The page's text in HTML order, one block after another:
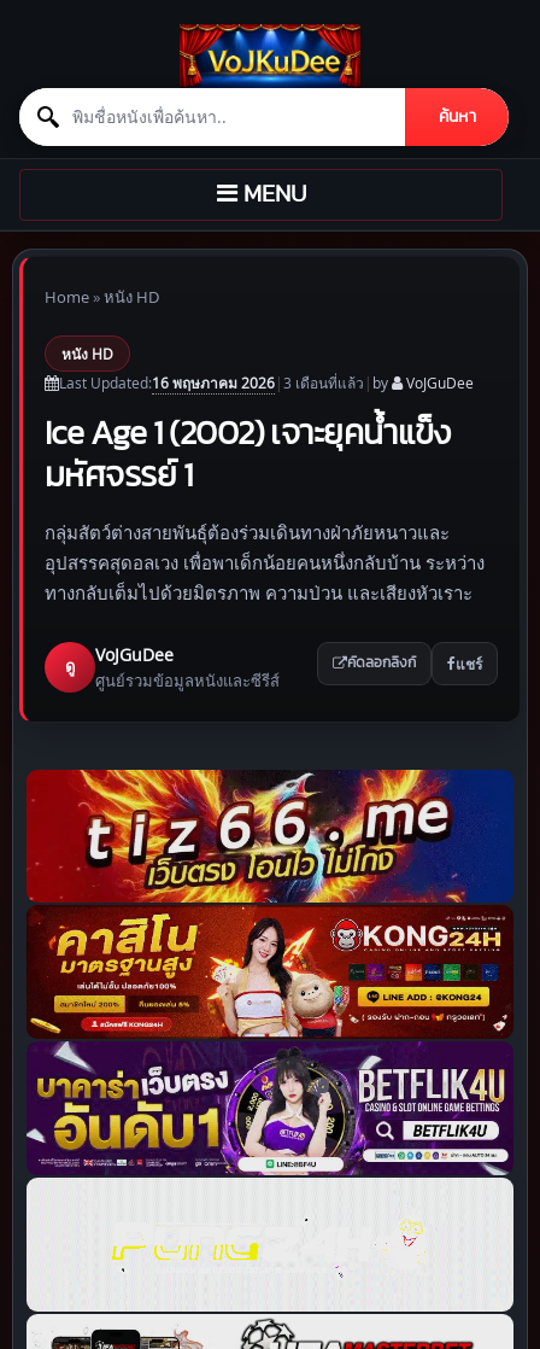
Search for:
ค้นหา
Skip to content
TOGGLE
NAVIGATION
MENU
Home»หนัง HD
หนัง HD
Last Updated:16 พฤษภาคม 2026|3 เดือนที่แล้ว | by VoJGuDee
Ice Age 1 (2002) เจาะยุคน้ำแข็ง
มหัศจรรย์ 1
กลุ่มสัตว์ต่างสายพันธุ์ต้องร่วมเดินทางฝ่าภัยหนาวและ
อุปสรรคสุดอลเวง เพื่อพาเด็กน้อยคนหนึ่งกลับบ้าน ระหว่าง
ทางกลับเต็มไปด้วยมิตรภาพ ความป่วน และเสียงหัวเราะ
ดู
VoJGuDee
ศูนย์รวมข้อมูลหนังและซีรีส์
คัดลอกลิงก์ แชร์